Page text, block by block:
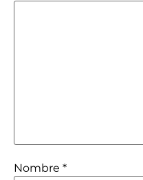
Nombre *